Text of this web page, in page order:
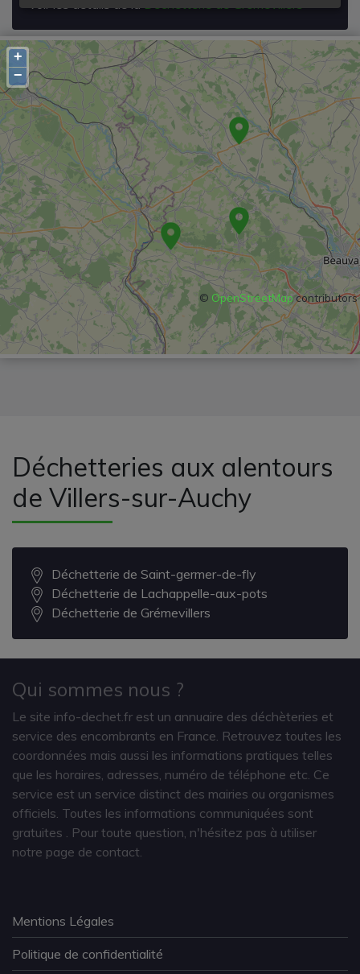
+
−
© OpenStreetMapcontributors
Déchetteries aux alentours
de Villers-sur-Auchy
Déchetterie de Saint-germer-de-fly
Déchetterie de Lachappelle-aux-pots
Déchetterie de Grémevillers
Qui sommes nous ?
Le site info-dechet.fr est un annuaire des déchèteries et
service des encombrants en France. Retrouvez toutes les
coordonnées mais aussi les informations pratiques telles
que les horaires, adresses, numéro de téléphone etc. Ce
service est un service distinct des mairies ou organismes
officiels. Toutes les informations communiquées sont
gratuites
. Pour toute question, n'hésitez pas à utiliser
notre page de contact.
Mentions Légales
Politique de confidentialité